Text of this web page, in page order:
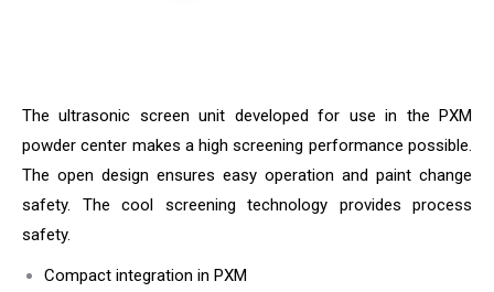
The ultrasonic screen unit developed for use in the PXM
powder center makes a high screening performance possible.
The open design ensures easy operation and paint change
safety. The cool screening technology provides process
safety.
Compact integration in PXM